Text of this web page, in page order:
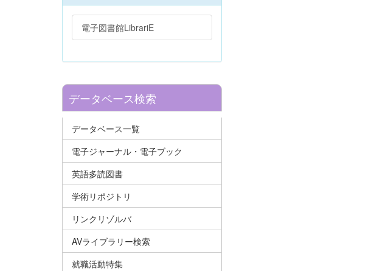
電子図書館LibrariE
データベース検索
データベース一覧
電子ジャーナル・電子ブック
英語多読図書
学術リポジトリ
リンクリゾルバ
AVライブラリー検索
就職活動特集